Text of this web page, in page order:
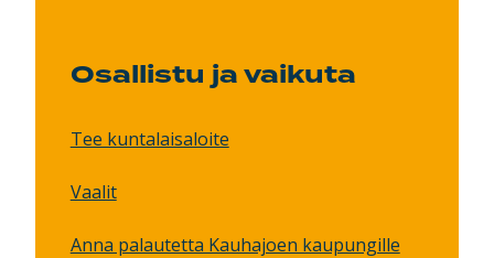
Osallistu ja vaikuta
Tee kuntalaisaloite
Vaalit
Anna palautetta Kauhajoen kaupungille